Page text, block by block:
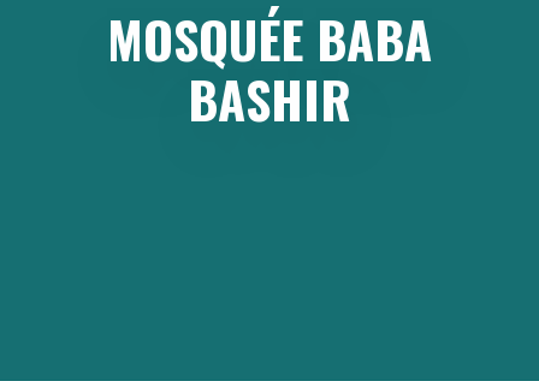
MOSQUÉE BABA
BASHIR